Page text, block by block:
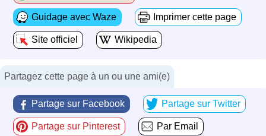
Guidage avec Waze Imprimer cette page
Site officiel Wikipedia
Partagez cette page à un ou une ami(e)
Partage sur Facebook Partage sur Twitter
Partage sur Pinterest Par Email